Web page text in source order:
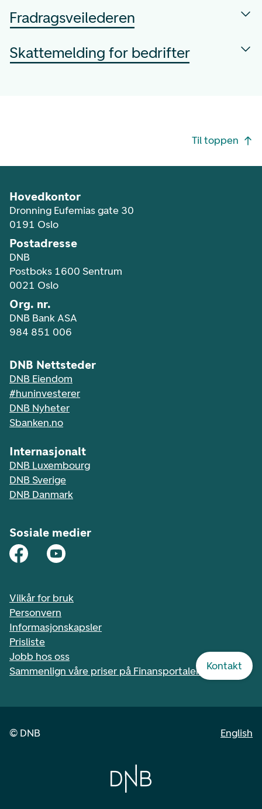
Kontakt
Fradragsveilederen
Skattemelding for bedrifter
Til toppen
Hovedkontor
Dronning Eufemias gate 30
0191 Oslo
Postadresse
DNB
Postboks 1600 Sentrum
0021 Oslo
Org. nr.
DNB Bank ASA
984 851 006
DNB Nettsteder
DNB Eiendom
#huninvesterer
DNB Nyheter
Sbanken.no
Internasjonalt
DNB Luxembourg
DNB Sverige
DNB Danmark
Sosiale medier
Vilkår for bruk
Personvern
Informasjonskapsler
Prisliste
Jobb hos oss
Sammenlign våre priser på Finansportalen.no
© DNB English